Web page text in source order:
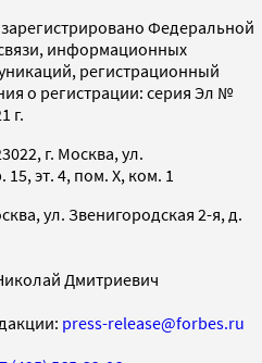
зарегистрировано Федеральной
информационных
регистрационный
о регистрации: серия Эл №
г.
г. Москва, ул.
эт. 4, пом. X, ком. 1
ул. Звенигородская 2-я, д.
Дмитриевич
press-release@forbes.ru